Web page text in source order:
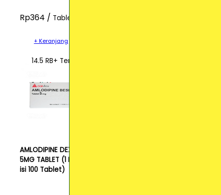
Rp364 / Tablet
+ Keranjang
14.5 RB+ Terjual
AMLODIPINE DEXA
5MG TABLET (1 Dos
isi 100 Tablet)